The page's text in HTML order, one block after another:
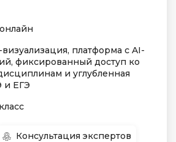
визуализация, платформа с AI-
фиксированный доступ ко
и углубленная
и ЕГЭ
Консультация экспертов